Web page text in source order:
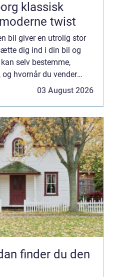
twist
bil giver en utrolig stor
dig ind i din bil og
selv bestemme,
hvornår du vender
af andre eller
03 August 2026
finder du den